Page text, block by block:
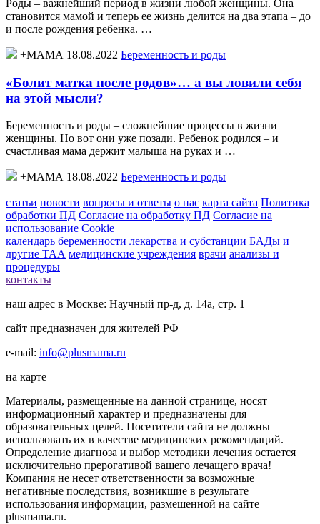
Роды – важнейший период в жизни любой женщины. Она
становится мамой и теперь ее жизнь делится на два этапа – до
и после рождения ребенка. …
+МАМА 18.08.2022 Беременность и роды
«Болит матка после родов»… а вы ловили себя
на этой мысли?
Беременность и роды – сложнейшие процессы в жизни
женщины. Но вот они уже позади. Ребенок родился – и
счастливая мама держит малыша на руках и …
+МАМА 18.08.2022 Беременность и роды
статьи новости вопросы и ответы о нас карта сайта Политика
обработки ПД Согласие на обработку ПД Согласие на
использование Cookie
календарь беременности лекарства и субстанции БАДы и
другие ТАА медицинские учреждения врачи анализы и
процедуры
контакты
наш адрес в Москве: Научный пр-д, д. 14а, стр. 1
сайт предназначен для жителей РФ
e-mail: info@plusmama.ru
на карте
Материалы, размещенные на данной странице, носят
информационный характер и предназначены для
образовательных целей. Посетители сайта не должны
использовать их в качестве медицинских рекомендаций.
Определение диагноза и выбор методики лечения остается
исключительно прерогативой вашего лечащего врача!
Компания не несет ответственности за возможные
негативные последствия, возникшие в результате
использования информации, размешенной на сайте
plusmama.ru.